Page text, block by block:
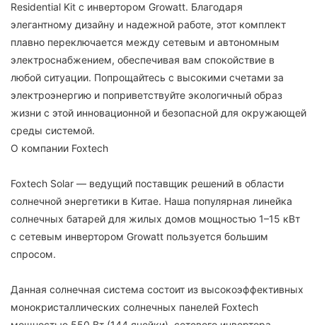
Residential Kit с инвертором Growatt. Благодаря
элегантному дизайну и надежной работе, этот комплект
плавно переключается между сетевым и автономным
электроснабжением, обеспечивая вам спокойствие в
любой ситуации. Попрощайтесь с высокими счетами за
электроэнергию и поприветствуйте экологичный образ
жизни с этой инновационной и безопасной для окружающей
среды системой.
О компании Foxtech
Foxtech Solar — ведущий поставщик решений в области
солнечной энергетики в Китае. Наша популярная линейка
солнечных батарей для жилых домов мощностью 1–15 кВт
с сетевым инвертором Growatt пользуется большим
спросом.
Данная солнечная система состоит из высокоэффективных
монокристаллических солнечных панелей Foxtech